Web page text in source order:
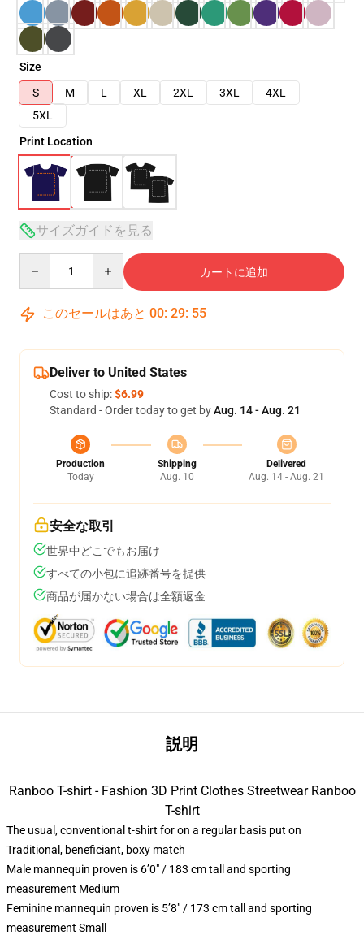
Size
S
M L XL 2XL 3XL
4XL
5XL
Print Location
サイズガイドを見る
カートに追加
このセールはあと 00: 29: 54
Deliver to United States
Cost to ship:$6.99
Standard - Order today to get byAug. 14 - Aug. 21
Production
Today
Shipping
Aug. 10
Delivered
Aug. 14 - Aug. 21
安全な取引
世界中どこでもお届け
すべての小包に追跡番号を提供
商品が届かない場合は全額返金
説明
Ranboo T-shirt - Fashion 3D Print Clothes Streetwear Ranboo
T-shirt
The usual, conventional t-shirt for on a regular basis put on
Traditional, beneficiant, boxy match
Male mannequin proven is 6’0″ / 183 cm tall and sporting
measurement Medium
Feminine mannequin proven is 5’8″ / 173 cm tall and sporting
measurement Small